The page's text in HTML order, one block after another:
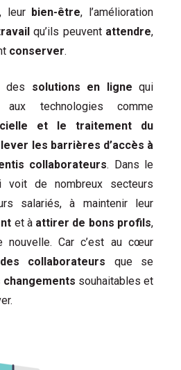
, leur bien-être, l’amélioration
qu’ils peuvent attendre,
conserver.
des solutions en ligne qui
aux technologies comme
et le traitement du
lever les barrières d’accès à
collaborateurs. Dans le
voit de nombreux secteurs
salariés, à maintenir leur
et à attirer de bons profils,
nouvelle. Car c’est au cœur
collaborateurs que se
changements souhaitables et